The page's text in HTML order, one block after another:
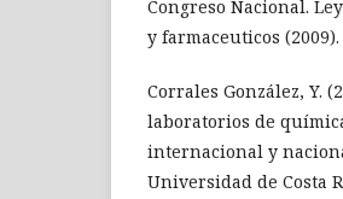
Congreso Nacional.
y farmaceuticos (2009).
Corrales González, Y.
laboratorios de
internacional y
Universidad de Costa